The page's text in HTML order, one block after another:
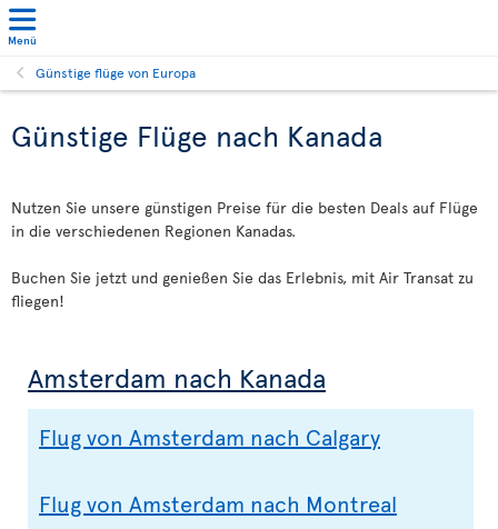
Menü
Günstige flüge von Europa
Günstige Flüge nach Kanada
Nutzen Sie unsere günstigen Preise für die besten Deals auf Flüge
in die verschiedenen Regionen Kanadas.
Buchen Sie jetzt und genießen Sie das Erlebnis, mit Air Transat zu
fliegen!
Amsterdam nach Kanada
Flug von Amsterdam nach Calgary
Flug von Amsterdam nach Montreal